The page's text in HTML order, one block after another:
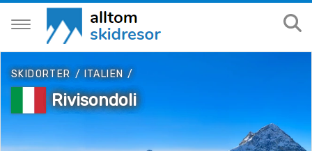
SKIDORTER /ITALIEN/
Rivisondoli